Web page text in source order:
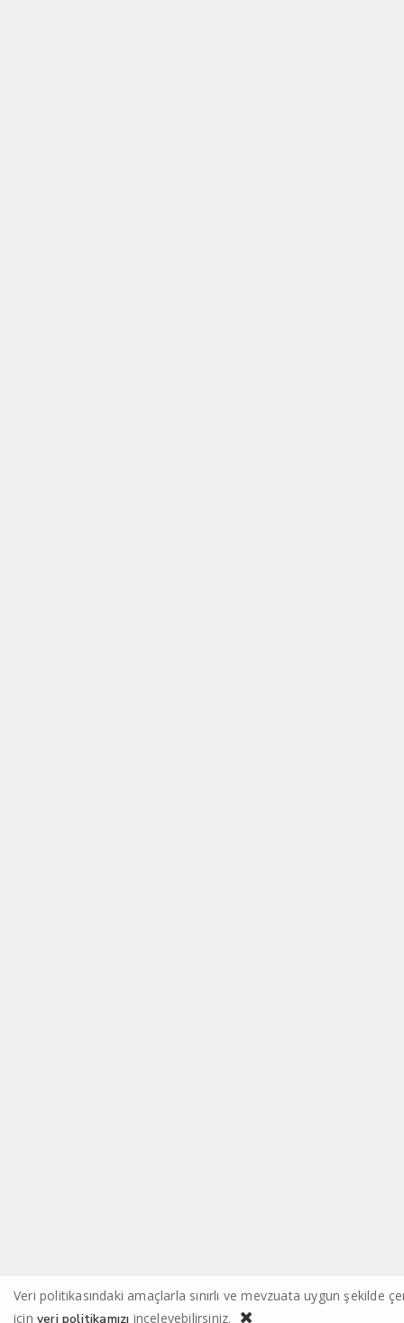
Veri politikasındaki amaçlarla sınırlı ve mevzuata uygun şekilde
için veri politikamızı inceleyebilirsiniz.